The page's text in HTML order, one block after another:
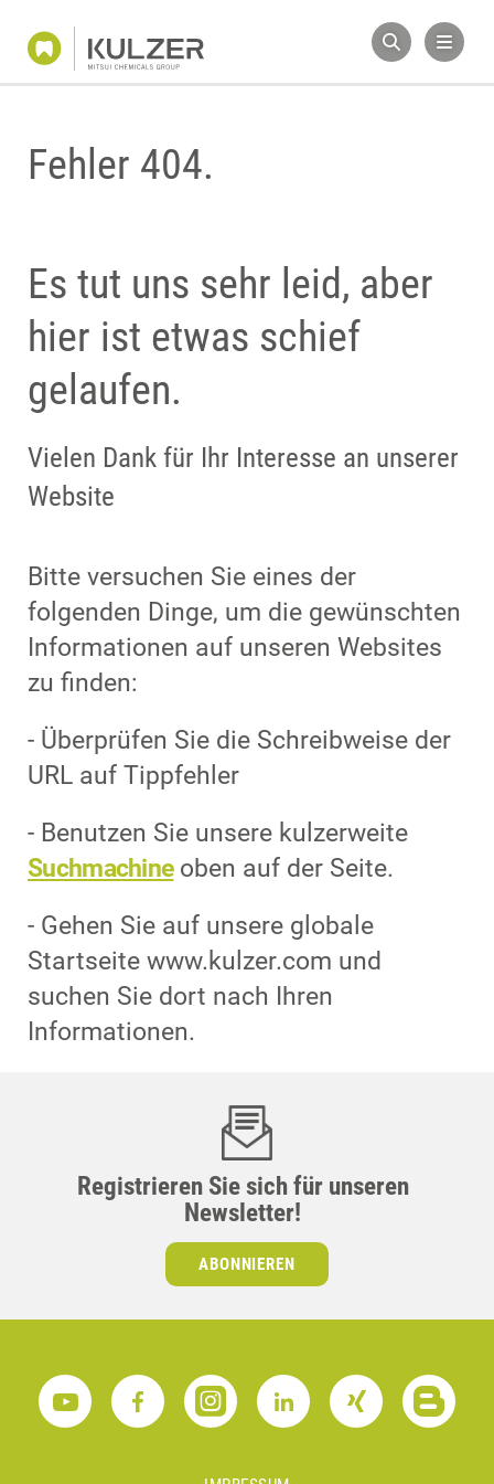
Fehler 404.
Es tut uns sehr leid, aber
hier ist etwas schief
gelaufen.
Vielen Dank für Ihr Interesse an unserer
Website
Bitte versuchen Sie eines der
folgenden Dinge, um die gewünschten
Informationen auf unseren Websites
zu finden:
- Überprüfen Sie die Schreibweise der
URL auf Tippfehler
- Benutzen Sie unsere kulzerweite
Suchmachineoben auf der Seite.
- Gehen Sie auf unsere globale
Startseite www.kulzer.com und
suchen Sie dort nach Ihren
Informationen.
Registrieren Sie sich für unseren
Newsletter!
ABONNIEREN